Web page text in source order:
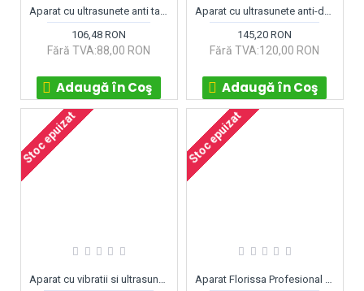
106,48 RON
Fără TVA:88,00 RON
Adaugă în Coş
145,20 RON
Fără TVA:120,00 RON
Adaugă în Coş
Stoc epuizat Stoc epuizat